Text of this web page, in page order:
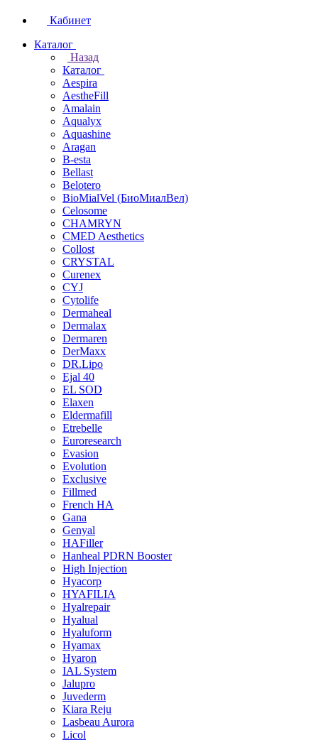
Кабинет
Каталог
Назад
Каталог
Aespira
AestheFill
Amalain
Aqualyx
Aquashine
Aragan
B-esta
Bellast
Belotero
BioMialVel (БиоМиалВел)
Celosome
CHAMRYN
CMED Aesthetics
Collost
CRYSTAL
Curenex
CYJ
Cytolife
Dermaheal
Dermalax
Dermaren
DerMaxx
DR.Lipo
Ejal 40
EL SOD
Elaxen
Eldermafill
Etrebelle
Euroresearch
Evasion
Evolution
Exclusive
Fillmed
French HA
Gana
Genyal
HAFiller
Hanheal PDRN Booster
High Injection
Hyacorp
HYAFILIA
Hyalrepair
Hyalual
Hyaluform
Hyamax
Hyaron
IAL System
Jalupro
Juvederm
Kiara Reju
Lasbeau Aurora
Licol